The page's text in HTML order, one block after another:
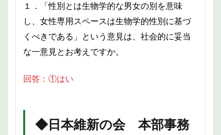
１．「性別とは生物学的な男女の別を意味
し、女性専用スペースは生物学的性別に基づ
くべきである」という意見は、社会的に妥当
な一意見とお考えですか。
回答：①はい
◆日本維新の会 本部事務